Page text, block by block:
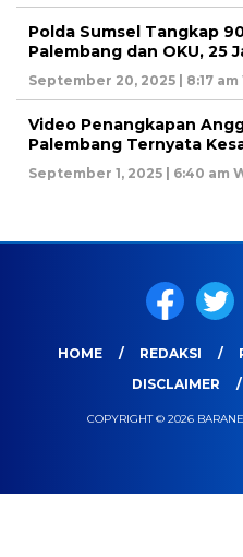
Polda Sumsel Tangkap
Palembang dan OKU, 25
September 20, 2025 | 8:17 am
Video Penangkapan
Palembang Ternyata
September 1, 2025 | 6:40 am
HOME REDAKSI
DISCLAIMER
COPYRIGHT © 2026